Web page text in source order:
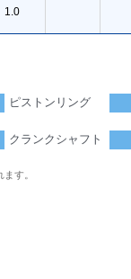
1.0
ピストンリング
クランクシャフト
す。